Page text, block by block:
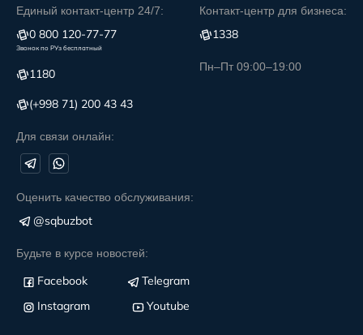
Единый контакт-центр 24/7:
0 800 120-77-77
Звонок по РУз бесплатный
1180
(+998 71) 200 43 43
Для связи онлайн:
Контакт-центр для бизнеса:
1338
Пн–Пт 09:00–19:00
Оценить качество обслуживания:
@sqbuzbot
Будьте в курсе новостей:
Facebook
Telegram
Instagram
Youtube